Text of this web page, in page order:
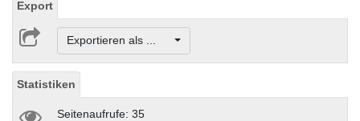
Export
Exportieren als ...
Statistiken
Seitenaufrufe: 35